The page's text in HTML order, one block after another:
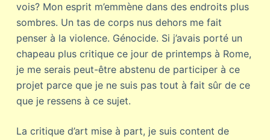
vois? Mon esprit m’emmène dans des endroits plus
sombres. Un tas de corps nus dehors me fait
penser à la violence. Génocide. Si j’avais porté un
chapeau plus critique ce jour de printemps à Rome,
je me serais peut-être abstenu de participer à ce
projet parce que je ne suis pas tout à fait sûr de ce
que je ressens à ce sujet.
La critique d’art mise à part, je suis content de